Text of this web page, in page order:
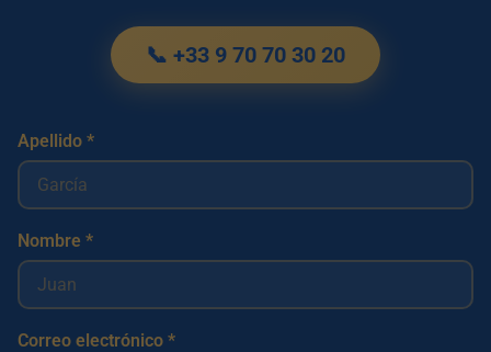
📞 +33 9 70 70 30 20
Apellido *
Nombre *
Correo electrónico *